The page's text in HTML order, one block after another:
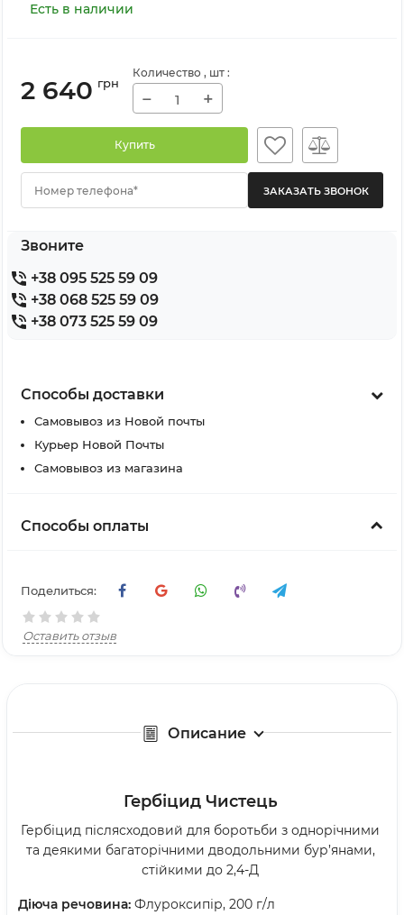
Есть в наличии
2 640 грн
Количество , шт :
− +
Купить
Номер телефона*
Звоните
+38 095 525 59 09
+38 068 525 59 09
+38 073 525 59 09
Способы доставки
Самовывоз из Новой почты
Курьер Новой Почты
Самовывоз из магазина
Способы оплаты
Поделиться:
Оставить отзыв
Описание
Гербіцид Чистець
Гербіцид післясходовий для боротьби з однорічними
та деякими багаторічними дводольними бур’янами,
стійкими до 2,4-Д
Діюча речовина: Флуроксипір, 200 г/л